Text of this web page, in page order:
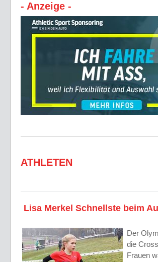
- Anzeige -
ATHLETEN
Lisa Merkel Schnellste beim
Der
die
Frauen